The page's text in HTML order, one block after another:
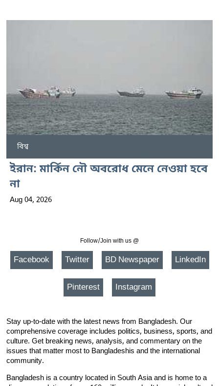
বিশ্ব
ইরান: মার্কিন নৌ অবরোধ মেনে নেওয়া হবে
না
Aug 04, 2026
Follow/Join with us @
Facebook Twitter BD Newspaper LinkedIn
Pinterest Instagram
Stay up-to-date with the latest news from Bangladesh. Our
comprehensive coverage includes politics, business, sports, and
culture. Get breaking news, analysis, and commentary on the
issues that matter most to Bangladeshis and the international
community.
Bangladesh is a country located in South Asia and is home to a